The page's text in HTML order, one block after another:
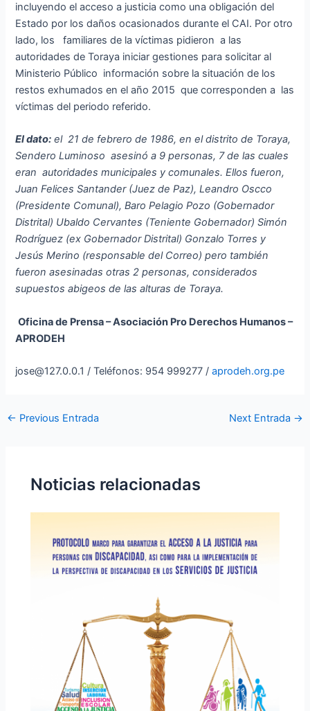
incluyendo el acceso a justicia como una obligación del
Estado por los daños ocasionados durante el CAI. Por otro
lado, los familiares de la víctimas pidieron a las
autoridades de Toraya iniciar gestiones para solicitar al
Ministerio Público información sobre la situación de los
restos exhumados en el año 2015 que corresponden a las
víctimas del periodo referido.
El dato: el 21 de febrero de 1986, en el distrito de Toraya,
Sendero Luminoso asesinó a 9 personas, 7 de las cuales
eran autoridades municipales y comunales. Ellos fueron,
Juan Felices Santander (Juez de Paz), Leandro Oscco
(Presidente Comunal), Baro Pelagio Pozo (Gobernador
Distrital) Ubaldo Cervantes (Teniente Gobernador) Simón
Rodríguez (ex Gobernador Distrital) Gonzalo Torres y
Jesús Merino (responsable del Correo) pero también
fueron asesinadas otras 2 personas, considerados
supuestos abigeos de las alturas de Toraya.
Oficina de Prensa – Asociación Pro Derechos Humanos –
APRODEH
jose@127.0.0.1 / Teléfonos: 954 999277 /aprodeh.org.pe
← Previous Entrada Next Entrada →
Noticias relacionadas